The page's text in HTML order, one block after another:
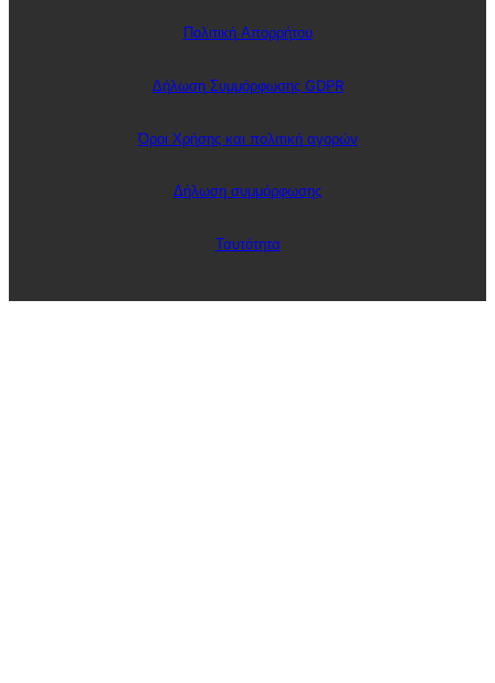
Πολιτική Απορρήτου
Δήλωση Συμμόρφωσης GDPR
Όροι Χρήσης και πολιτική αγορών
Δήλωση συμμόρφωσης
Ταυτότητα